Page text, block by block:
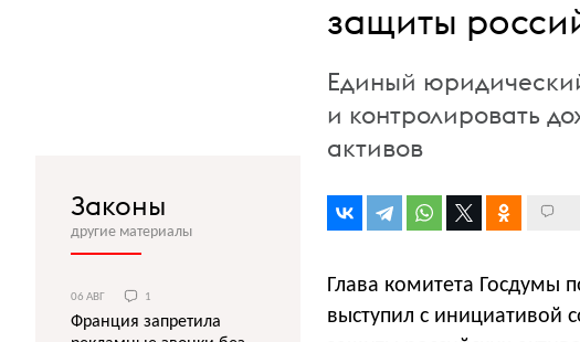
защиты
Единый
и контролировать
активов
Глава комитета Госдумы
выступил с инициативой
Законы
другие материалы
06 АВГ 1
Франция запретила